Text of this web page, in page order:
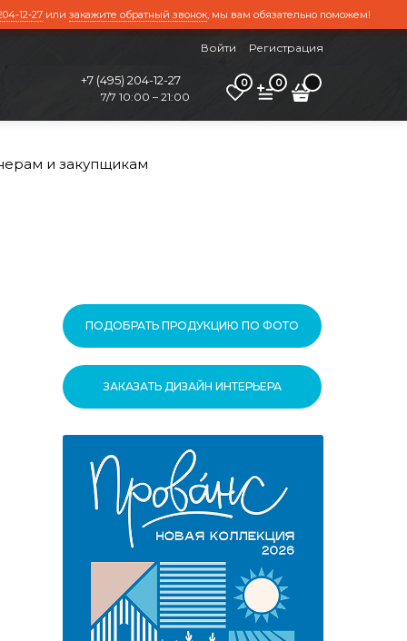
12-27 или закажите обратный звонок, мы вам обязательно поможем!
Войти Регистрация
+7 (495) 204-12-27
7/7 10:00 – 21:00
0 0
и закупщикам
ПОДОБРАТЬ ПРОДУКЦИЮ ПО ФОТО
ЗАКАЗАТЬ ДИЗАЙН ИНТЕРЬЕРА